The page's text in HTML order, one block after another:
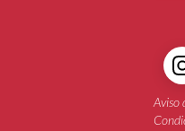
Aviso